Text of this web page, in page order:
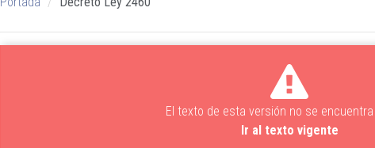
El texto de esta versión no se
Ir al texto vigente